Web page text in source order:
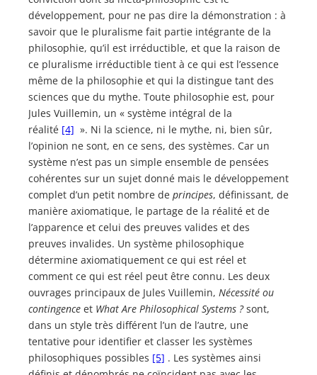
développement, pour ne pas dire la démonstration : à
savoir que le pluralisme fait partie intégrante de la
philosophie, qu’il est irréductible, et que la raison de
ce pluralisme irréductible tient à ce qui est l’essence
même de la philosophie et qui la distingue tant des
sciences que du mythe. Toute philosophie est, pour
Jules Vuillemin, un « système intégral de la
réalité [4] ». Ni la science, ni le mythe, ni, bien sûr,
l’opinion ne sont, en ce sens, des systèmes. Car un
système n’est pas un simple ensemble de pensées
cohérentes sur un sujet donné mais le développement
complet d’un petit nombre de principes, définissant, de
manière axiomatique, le partage de la réalité et de
l’apparence et celui des preuves valides et des
preuves invalides. Un système philosophique
détermine axiomatiquement ce qui est réel et
comment ce qui est réel peut être connu. Les deux
ouvrages principaux de Jules Vuillemin, Nécessité ou
contingence et What Are Philosophical Systems ?sont,
dans un style très différent l’un de l’autre, une
tentative pour identifier et classer les systèmes
philosophiques possibles [5] . Les systèmes ainsi